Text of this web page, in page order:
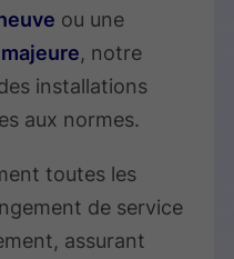
ou une
, notre
installations
aux normes.
toutes les
de service
assurant